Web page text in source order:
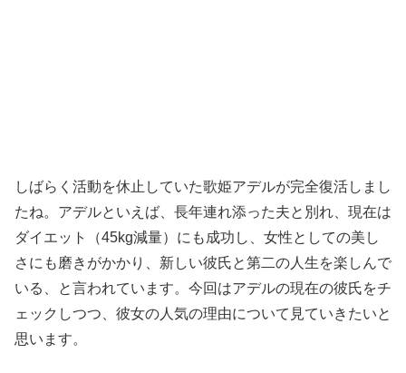
しばらく活動を休止していた歌姫アデルが完全復活しまし
たね。アデルといえば、長年連れ添った夫と別れ、現在は
ダイエット（45kg減量）にも成功し、女性としての美し
さにも磨きがかかり、新しい彼氏と第二の人生を楽しんで
いる、と言われています。今回はアデルの現在の彼氏をチ
ェックしつつ、彼女の人気の理由について見ていきたいと
思います。